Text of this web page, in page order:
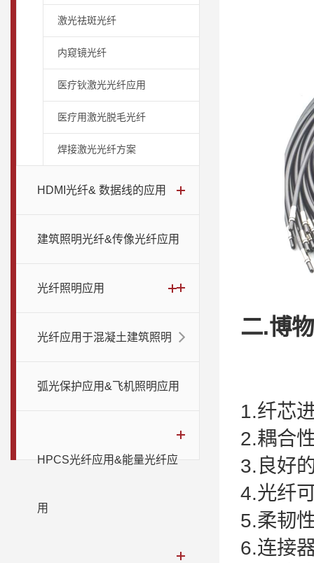
激光祛斑光纤
内窥镜光纤
医疗钬激光光纤应用
医疗用激光脱毛光纤
焊接激光光纤方案
HDMI光纤& 数据线的应用
建筑照明光纤&传像光纤应用
光纤照明应用
光纤应用于混凝土建筑照明
弧光保护应用&飞机照明应用
HPCS光纤应用&能量光纤应
用
二.博
1.纤芯
2.耦合
3.良好
4.光纤
5.柔韧
6.连接